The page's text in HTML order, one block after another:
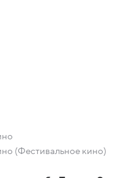
(Фестивальное кино)